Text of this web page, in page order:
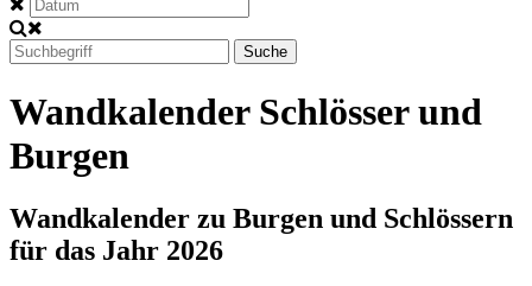
Suche
Wandkalender Schlösser und
Burgen
Wandkalender zu Burgen und Schlössern
für das Jahr 2026